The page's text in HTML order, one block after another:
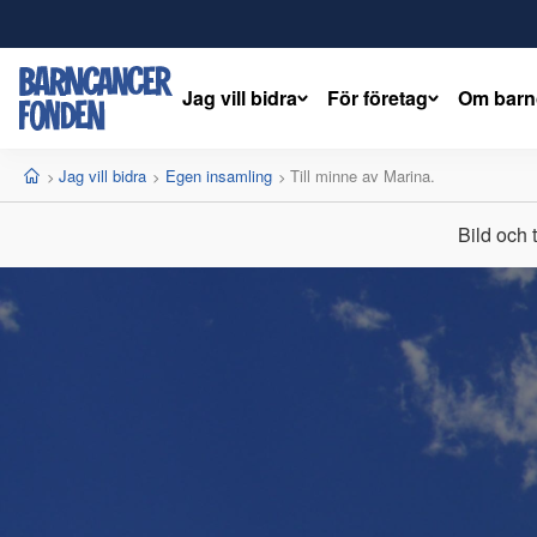
Jag vill bidra För företag Om
StartJag vill bidra Egen insamling Current:
Till minne av Marina.
Bild och